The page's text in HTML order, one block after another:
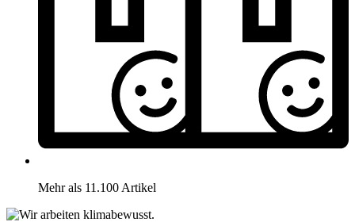
Mehr als 11.100 Artikel